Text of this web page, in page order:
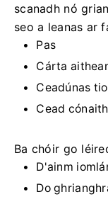
scanadh nó
seo a leanas ar
Pas
Cárta
Ceadúnas
Cead
Ba chóir go
D'ainm
Do